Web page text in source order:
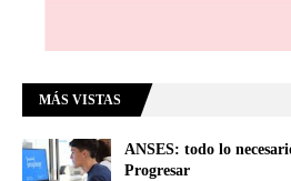
MÁS VISTAS
ANSES: todo lo
Progresar